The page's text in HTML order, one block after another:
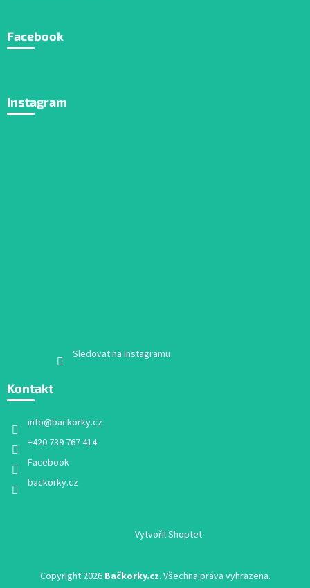
Facebook
Instagram
Sledovat na Instagramu
Kontakt
info@backorky.cz
+420 739 767 414
Facebook
backorky.cz
Vytvořil Shoptet
Copyright 2026 Bačkorky.cz. Všechna práva vyhrazena.